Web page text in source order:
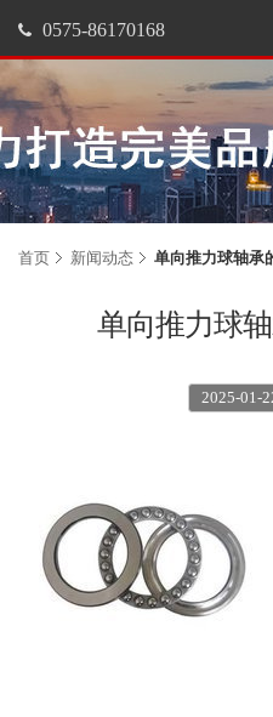
0575-86170168
首页 新闻动态 单向推力球轴承
单向推力球
2025-01-